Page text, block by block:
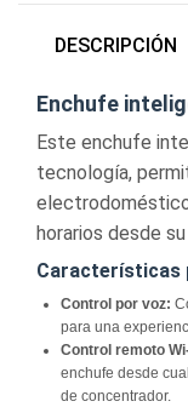
DESCRIPCIÓN
Enchufe
Este enchufe
tecnología,
horarios desde
Características
Control por voz:
para una
Control remoto
enchufe desde
de concentrador.